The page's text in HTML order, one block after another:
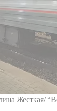
Жесткая/